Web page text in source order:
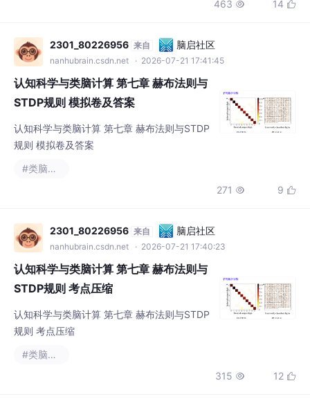
463  14 
2301_80226956 来自 脑启社区
nanhubrain.csdn.net · 2026-07-21 17:41:45
认知科学与类脑计算 第七章 赫布法则与
STDP规则 模拟卷及答案
认知科学与类脑计算 第七章 赫布法则与STDP
规则 模拟卷及答案
#类脑计算
271  9 
2301_80226956 来自 脑启社区
nanhubrain.csdn.net · 2026-07-21 17:40:23
认知科学与类脑计算 第七章 赫布法则与
STDP规则 考点压缩
认知科学与类脑计算 第七章 赫布法则与STDP
规则 考点压缩
#类脑计算
315  12 